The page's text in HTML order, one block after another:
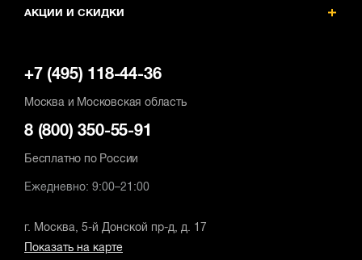
АКЦИИ И СКИДКИ
+7 (495) 118-44-36
Москва и Московская область
8 (800) 350-55-91
Бесплатно по России
Ежедневно: 9:00–21:00
г. Москва, 5-й Донской пр-д, д. 17
Показать на карте